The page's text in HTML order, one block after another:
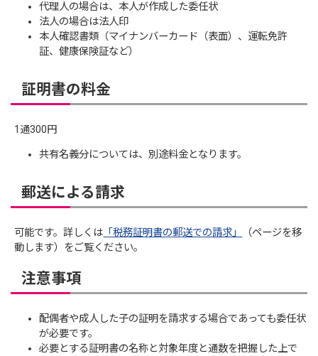
代理人の場合は、本人が作成した委任状
法人の場合は法人印
本人確認書類（マイナンバーカード（表面）、運転免許
証、健康保険証など）
証明書の料金
1通300円
共有名義分については、別途料金となります。
郵送による請求
可能です。詳しくは 「税務証明書の郵送での請求」
（ページを移
動します）をご覧ください。
注意事項
配偶者や成人した子の証明を請求する場合であっても委任状
が必要です。
必要とする証明書の名称と対象年度と通数を把握した上で